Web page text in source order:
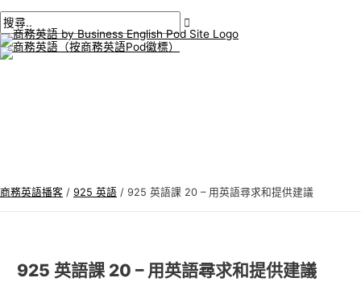
至
內
容
選
商務英語播客 / 925 英語 / 925 英語課 20 – 用英語尋求和提供建議
925 英語課 20 – 用英語尋求和提供建議
文
導
航
此
輸
名
*
子
郵
商
務
英
搜
尋
: